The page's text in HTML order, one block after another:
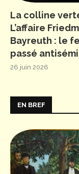
La colline
L’affaire
Bayreuth : le
passé
26 juin 2026
EN BREF